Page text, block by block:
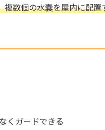
数個の水嚢を屋内に配
くガードできる